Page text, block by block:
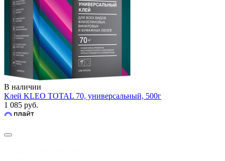
В наличии
Клей KLEO TOTAL 70, универсальный, 500г
1 085 руб.